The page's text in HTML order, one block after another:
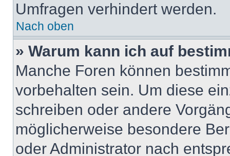
Umfragen verhindert werden.
Nach oben
» Warum kann ich auf
Manche Foren können
vorbehalten sein. Um diese
schreiben oder andere
möglicherweise besondere
oder Administrator nach